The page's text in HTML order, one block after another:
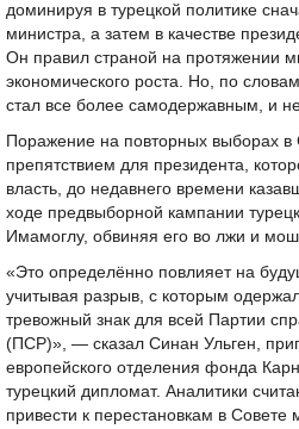
доминируя в турецкой политике
министра, а затем в качестве
Он правил страной на протяжении
экономического роста. Но, по
стал все более самодержавным, и
Поражение на повторных выборах в
препятствием для президента,
власть, до недавнего времени
ходе предвыборной кампании
Имамоглу, обвиняя его во лжи и
«Это определённо повлияет на
учитывая разрыв, с которым
тревожный знак для всей Партии
(ПСР)», — сказал Синан Ульген,
европейского отделения фонда
турецкий дипломат. Аналитики
привести к перестановкам в Совете